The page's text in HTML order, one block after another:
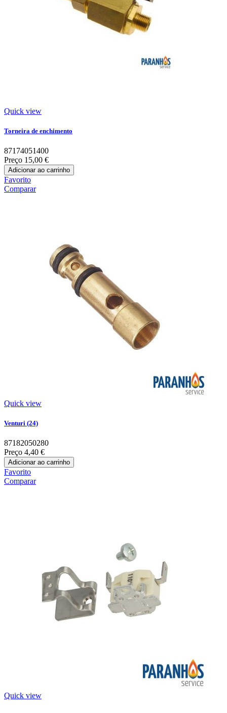
Quick view
Torneira de enchimento
87174051400
Preço 15,00 €
Adicionar ao carrinho
Favorito
Comparar
Quick view
Venturi (24)
87182050280
Preço 4,40 €
Adicionar ao carrinho
Favorito
Comparar
Quick view